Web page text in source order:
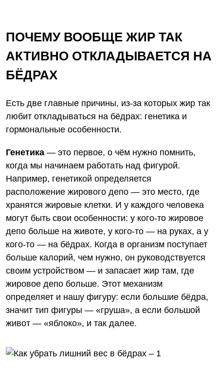
ПОЧЕМУ ВООБЩЕ ЖИР ТАК
АКТИВНО ОТКЛАДЫВАЕТСЯ НА
БЁДРАХ
Есть две главные причины, из-за которых жир так
любит откладываться на бёдрах: генетика и
гормональные особенности.
Генетика — это первое, о чём нужно помнить,
когда мы начинаем работать над фигурой.
Например, генетикой определяется
расположение жирового депо — это место, где
хранятся жировые клетки. И у каждого человека
могут быть свои особенности: у кого-то жировое
депо больше на животе, у кого-то — на руках, а у
кого-то — на бёдрах. Когда в организм поступает
больше калорий, чем нужно, он руководствуется
своим устройством — и запасает жир там, где
жировое депо больше. Этот механизм
определяет и нашу фигуру: если большие бёдра,
значит тип фигуры — «груша», а если большой
живот — «яблоко», и так далее.